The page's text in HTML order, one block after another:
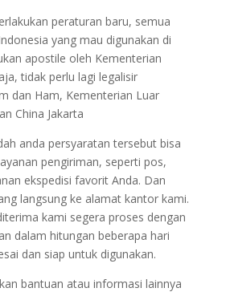
peraturan baru, semua
yang mau digunakan di
apostile oleh Kementerian
tidak perlu lagi legalisir
dan Ham, Kementerian Luar
China Jakarta
anda persyaratan tersebut bisa
pengiriman, seperti pos,
ekspedisi favorit Anda. Dan
langsung ke alamat kantor kami.
kami segera proses dengan
dalam hitungan beberapa hari
dan siap untuk digunakan.
bantuan atau informasi lainnya